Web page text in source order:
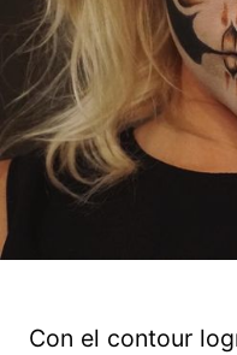
Con el contour